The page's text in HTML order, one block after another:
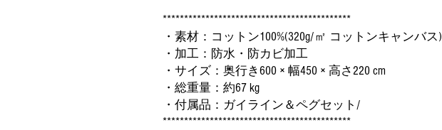
********************************************
・素材：コットン100%(320g/㎡ コットンキャンバス)
・加工：防水・防カビ加工
・サイズ：奥行き600 × 幅450 × 高さ220 cm
・総重量：約67 kg
・付属品：ガイライン＆ペグセット/
********************************************